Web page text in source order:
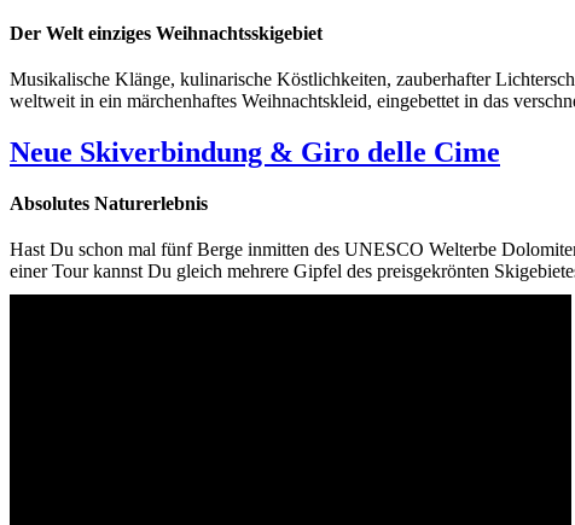
Der Welt einziges Weihnachtsskigebiet
Musikalische Klänge, kulinarische Köstlichkeiten, zauberhafter
weltweit in ein märchenhaftes Weihnachtskleid, eingebettet in das
Neue Skiverbindung & Giro delle Cime
Absolutes Naturerlebnis
Hast Du schon mal fünf Berge inmitten des UNESCO Welterbe
einer Tour kannst Du gleich mehrere Gipfel des preisgekrönten